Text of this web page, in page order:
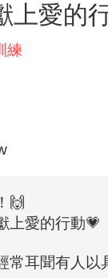
上愛的
練
🙌
上愛的行動💗
常耳聞有人以